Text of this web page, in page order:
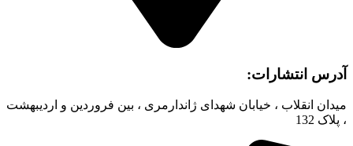
آدرس انتشارات:
میدان انقلاب ، خیابان شهدای ژاندارمری ، بین فروردین و اردیبهشت
، پلاک 132